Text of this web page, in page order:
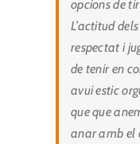
opcions de
L’actitud
respectat i
de tenir en
avui estic
que que
anar amb el